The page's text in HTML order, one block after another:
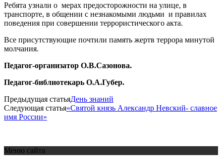
Ребята узнали о мерах предосторожности на улице, в
транспорте, в общении с незнакомыми людьми и правилах
поведения при совершении террористического акта.
Все присутствующие почтили память жертв террора минутой
молчания.
Педагог-организатор О.В.Сазонова.
Педагог-библиотекарь О.А.Губер.
Предыдущая статьяДень знаний
Следующая статья«Святой князь Александр Невский- славное
имя России»
Меню сайта